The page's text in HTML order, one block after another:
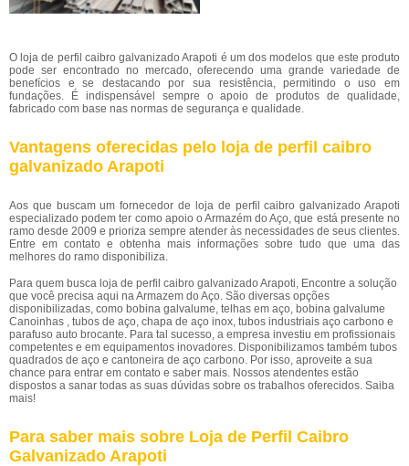
O loja de perfil caibro galvanizado Arapoti é um dos modelos que este produto
pode ser encontrado no mercado, oferecendo uma grande variedade de
benefícios e se destacando por sua resistência, permitindo o uso em
fundações. É indispensável sempre o apoio de produtos de qualidade,
fabricado com base nas normas de segurança e qualidade.
Vantagens oferecidas pelo loja de perfil caibro
galvanizado Arapoti
Aos que buscam um fornecedor de loja de perfil caibro galvanizado Arapoti
especializado podem ter como apoio o Armazém do Aço, que está presente no
ramo desde 2009 e prioriza sempre atender às necessidades de seus clientes.
Entre em contato e obtenha mais informações sobre tudo que uma das
melhores do ramo disponibiliza.
Para quem busca loja de perfil caibro galvanizado Arapoti, Encontre a solução
que você precisa aqui na Armazem do Aço. São diversas opções
disponibilizadas, como bobina galvalume, telhas em aço, bobina galvalume
Canoinhas , tubos de aço, chapa de aço inox, tubos industriais aço carbono e
parafuso auto brocante. Para tal sucesso, a empresa investiu em profissionais
competentes e em equipamentos inovadores. Disponibilizamos também tubos
quadrados de aço e cantoneira de aço carbono. Por isso, aproveite a sua
chance para entrar em contato e saber mais. Nossos atendentes estão
dispostos a sanar todas as suas dúvidas sobre os trabalhos oferecidos. Saiba
mais!
Para saber mais sobre Loja de Perfil Caibro
Galvanizado Arapoti